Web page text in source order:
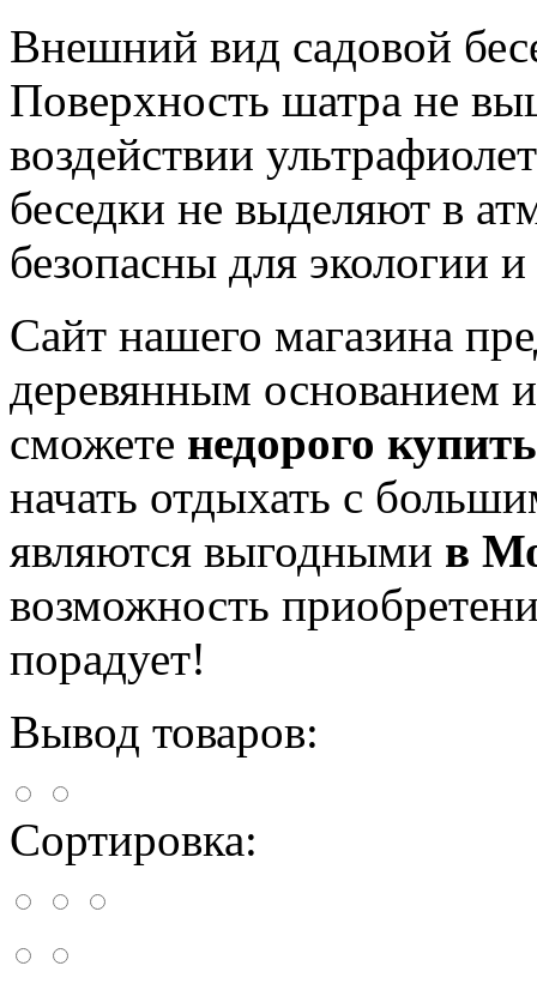
Внешний вид садовой
Поверхность шатра не
воздействии
беседки не выделяют в
безопасны для экологии
Сайт нашего магазина
деревянным основанием
сможете недорого купить
начать отдыхать с
являются выгодными в
возможность
порадует!
Вывод товаров:
Сортировка: